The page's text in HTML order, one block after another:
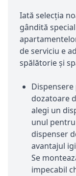
Iată selecția
gândită
de serviciu e
spălătorie și
dozatoare
alegi un
unul
dispenser
avantajul
Se
impecabil